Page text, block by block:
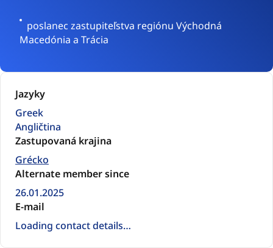
Grécko
poslanec zastupiteľstva regiónu Východná
Macedónia a Trácia
Jazyky
Greek
Angličtina
Zastupovaná krajina
Grécko
Alternate member since
26.01.2025
E-mail
Loading contact details…